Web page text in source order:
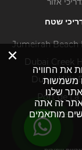
שטח
Jumeirah Beach
Dubai Creek
Dubai Hills
Port de La
Business
×
את החוויה
משמשות
שלנו
זה אתה
מותאמים